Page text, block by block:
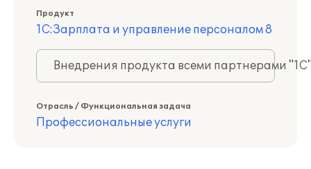
Продукт
1С:Зарплата и управление персоналом 8
Внедрения продукта всеми партнерами
Отрасль / Функциональная задача
Профессиональные услуги